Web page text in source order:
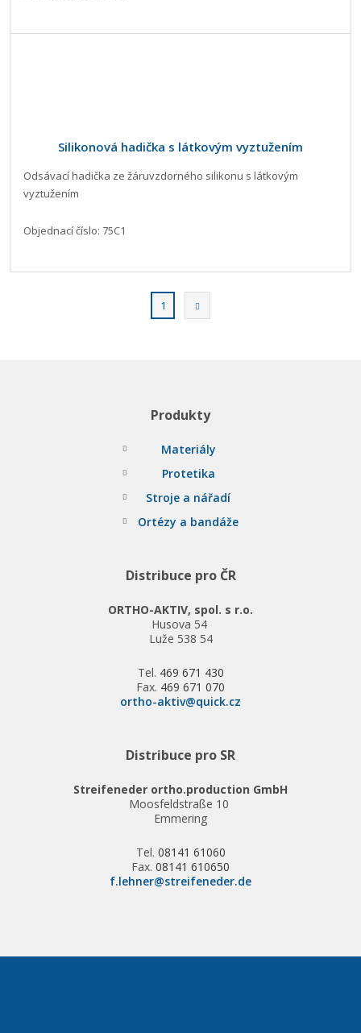
Silikonová hadička s látkovým vyztužením
Odsávací hadička ze žáruvzdorného silikonu s látkovým
vyztužením
Objednací číslo: 75C1
1 Následující
Produkty
Materiály
Protetika
Stroje a nářadí
Ortézy a bandáže
Distribuce pro ČR
ORTHO-AKTIV, spol. s r.o.
Husova 54
Luže 538 54
Tel. 469 671 430
Fax. 469 671 070
ortho-aktiv@quick.cz
Distribuce pro SR
Streifeneder ortho.production GmbH
Moosfeldstraße 10
Emmering
Tel. 08141 61060
Fax. 08141 610650
f.lehner@streifeneder.de